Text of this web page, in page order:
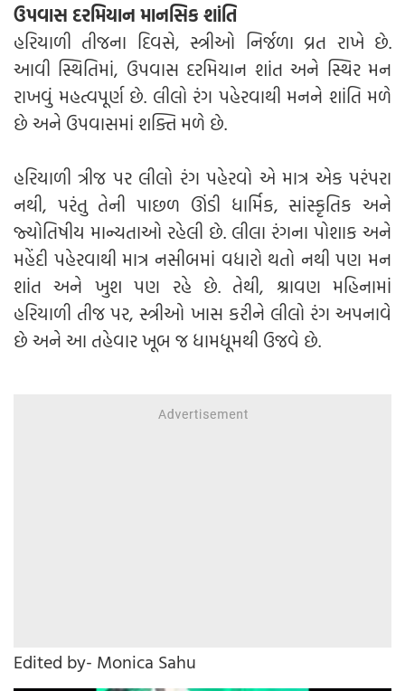
ઉપવાસ દરમિયાન માનસિક શાંતિ
હરિયાળી તીજના દિવસે, સ્ત્રીઓ નિર્જળા વ્રત રાખે છે.
આવી સ્થિતિમાં, ઉપવાસ દરમિયાન શાંત અને સ્થિર મન
રાખવું મહત્વપૂર્ણ છે. લીલો રંગ પહેરવાથી મનને શાંતિ મળે
છે અને ઉપવાસમાં શક્તિ મળે છે.
હરિયાળી ત્રીજ પર લીલો રંગ પહેરવો એ માત્ર એક પરંપરા
નથી, પરંતુ તેની પાછળ ઊંડી ધાર્મિક, સાંસ્કૃતિક અને
જ્યોતિષીય માન્યતાઓ રહેલી છે. લીલા રંગના પોશાક અને
મહેંદી પહેરવાથી માત્ર નસીબમાં વધારો થતો નથી પણ મન
શાંત અને ખુશ પણ રહે છે. તેથી, શ્રાવણ મહિનામાં
હરિયાળી તીજ પર, સ્ત્રીઓ ખાસ કરીને લીલો રંગ અપનાવે
છે અને આ તહેવાર ખૂબ જ ધામધૂમથી ઉજવે છે.
Edited by- Monica Sahu